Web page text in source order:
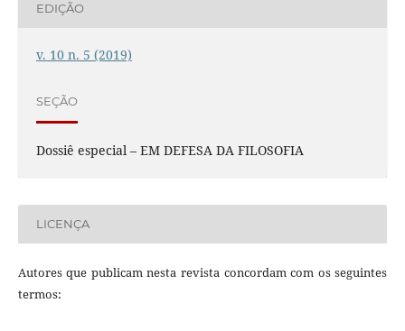
EDIÇÃO
v. 10 n. 5 (2019)
SEÇÃO
Dossiê especial – EM DEFESA DA FILOSOFIA
LICENÇA
Autores que publicam nesta revista concordam com os seguintes
termos: